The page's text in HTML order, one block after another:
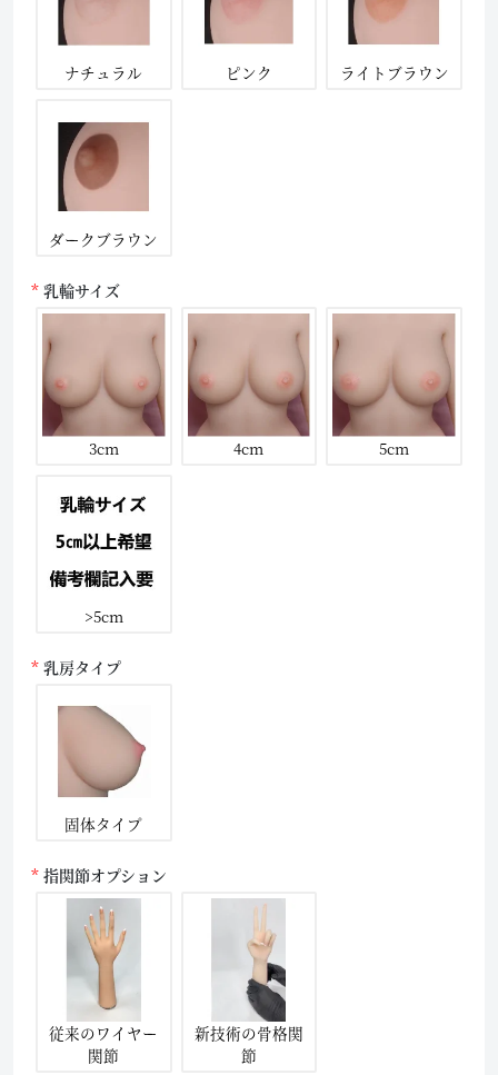
ナチュラル ピンク ライトブラウン
ダークブラウン
乳輪サイズ
3cm 4cm 5cm
>5cm
乳房タイプ
固体タイプ
指関節オプション
従来のワイヤー
関節
新技術の骨格関
節